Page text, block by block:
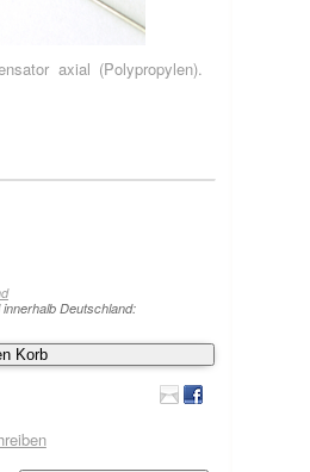
axial (Polypropylen).
Deutschland:
Korb